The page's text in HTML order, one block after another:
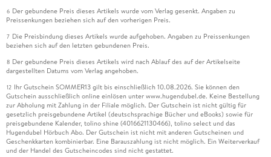
6 Der gebundene Preis dieses Artikels wurde vom Verlag gesenkt. Angaben zu
Preissenkungen beziehen sich auf den vorherigen Preis.
7 Die Preisbindung dieses Artikels wurde aufgehoben. Angaben zu Preissenkungen
beziehen sich auf den letzten gebundenen Preis.
8 Der gebundene Preis dieses Artikels wird nach Ablauf des auf der Artikelseite
dargestellten Datums vom Verlag angehoben.
12 Ihr Gutschein SOMMER13 gilt bis einschließlich 10.08.2026. Sie können den
Gutschein ausschließlich online einlösen unter www.hugendubel.de. Keine Bestellung
zur Abholung mit Zahlung in der Filiale möglich. Der Gutschein ist nicht gültig für
gesetzlich preisgebundene Artikel (deutschsprachige Bücher und eBooks) sowie für
preisgebundene Kalender, tolino shine (4016621130466), tolino select und das
Hugendubel Hörbuch Abo. Der Gutschein ist nicht mit anderen Gutscheinen und
Geschenkkarten kombinierbar. Eine Barauszahlung ist nicht möglich. Ein Weiterverkauf
und der Handel des Gutscheincodes sind nicht gestattet.